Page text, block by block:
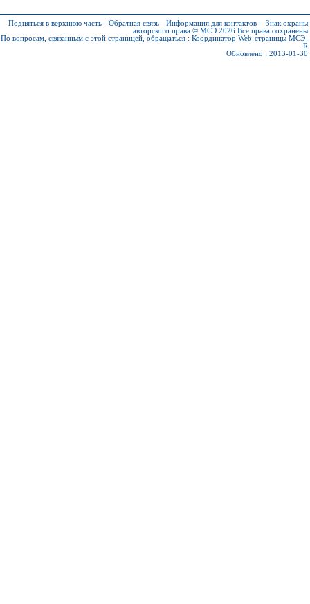
Подняться в верхнюю часть - Обратная связь - Информация для контактов - Знак охраны
авторского права © МСЭ 2026 Все права сохранены
По вопросам, связанным с этой страницей, обращаться : Координатор Web-страницы МСЭ-
R
Обновлено : 2013-01-30